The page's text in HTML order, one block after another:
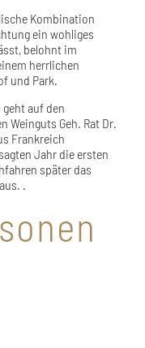
Kombination
ein wohliges
belohnt im
herrlichen
und Park.
geht auf den
Weinguts Geh. Rat Dr.
Frankreich
Jahr die ersten
später das
.